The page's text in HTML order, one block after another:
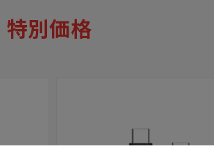
特別価格